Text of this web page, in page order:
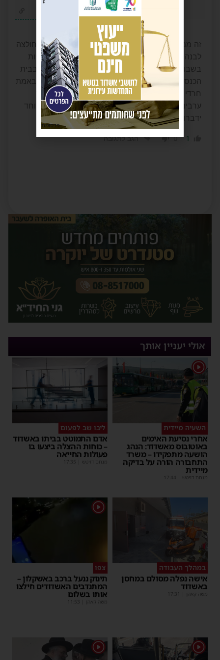
זה ממש מלחיץ ההסטה הזו אני חרדי לבוש חולצה חולצה
לבנה וכיפה שחורה ללא מגבעת וחליפה ויצא לי להיות
בשבוע האחרון בסטואציה עים קרובים חברים וגם בבית
הכנסת דיברו על החרדים האלה וכו כאילו שאני לא באמת
חרדי וזה יותר מטריד כי זה כמו לדבר על עזתים ליד
ערבים רובם ימנעו לדבר. אבל קיצונים ושונאים במיוחד
ידברו …
1
0 הגב לתגובה
אולי יעניין אותך
1
השעיה מיידית
אחרי נסיעת האימים
באוטובוס מאשדוד: הנהג
הושעה מתפקידו – משרד
התחבורה הורה על בדיקה
מיידית
מנחם דויטש 17:44
ליבו שב לפעום
אדם התמוטט בביתו באשדוד
– כוחות ההצלה ביצעו בו
פעולות החייאה
מנחם דויטש 17:35
במהלך העבודה
אישה נפלה מסולם במחסן
באשדוד
משה קאהן 17:31
1
צפו
תינוק ננעל ברכב באשקלון –
המתנדבים האשדודים חילצו
אותו בשלום
משה קאהן 11:53
1
1
פרסומת